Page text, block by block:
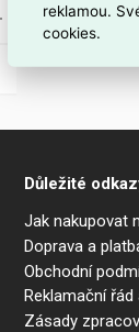
Důležité
Jak nakupovat
Doprava a
Obchodní
Reklamační
Zásady
reklamou.
cookies.